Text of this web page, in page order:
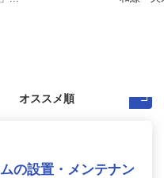
の設置・メンテナン